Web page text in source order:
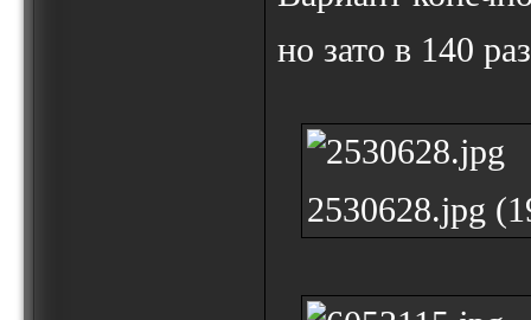
но зато в 140
2530628.jpg